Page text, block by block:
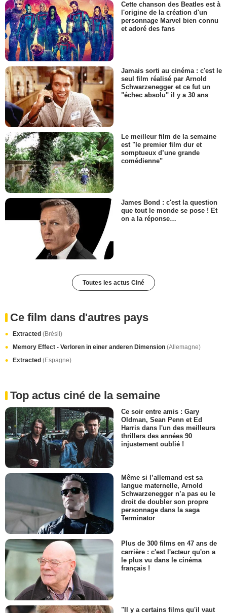
Cette chanson des Beatles est à
l'origine de la création d'un
personnage Marvel bien connu
et adoré des fans
Jamais sorti au cinéma : c'est le
seul film réalisé par Arnold
Schwarzenegger et ce fut un
"échec absolu" il y a 30 ans
Le meilleur film de la semaine
est "le premier film dur et
somptueux d’une grande
comédienne"
James Bond : c'est la question
que tout le monde se pose ! Et
on a la réponse…
Toutes les actus Ciné
Ce film dans d'autres pays
Extracted (Brésil)
Memory Effect - Verloren in einer anderen Dimension (Allemagne)
Extracted (Espagne)
Top actus ciné de la semaine
Ce soir entre amis : Gary
Oldman, Sean Penn et Ed
Harris dans l'un des meilleurs
thrillers des années 90
injustement oublié !
Même si l’allemand est sa
langue maternelle, Arnold
Schwarzenegger n’a pas eu le
droit de doubler son propre
personnage dans la saga
Terminator
Plus de 300 films en 47 ans de
carrière : c'est l'acteur qu'on a
le plus vu dans le cinéma
français !
"Il y a certains films qu'il vaut